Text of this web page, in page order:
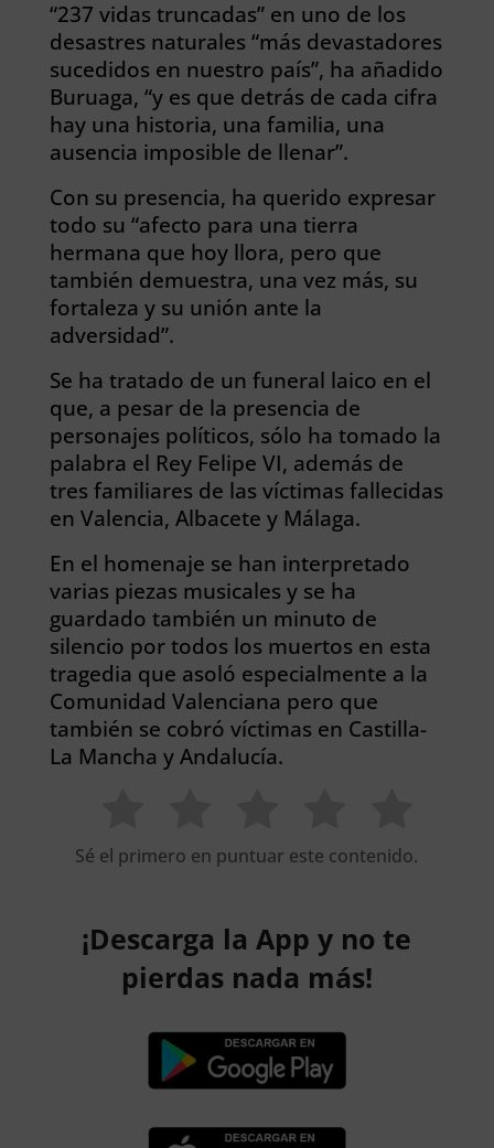
“237 vidas truncadas” en uno de los
desastres naturales “más devastadores
sucedidos en nuestro país”, ha añadido
Buruaga, “y es que detrás de cada cifra
hay una historia, una familia, una
ausencia imposible de llenar”.
Con su presencia, ha querido expresar
todo su “afecto para una tierra
hermana que hoy llora, pero que
también demuestra, una vez más, su
fortaleza y su unión ante la
adversidad”.
Se ha tratado de un funeral laico en el
que, a pesar de la presencia de
personajes políticos, sólo ha tomado la
palabra el Rey Felipe VI, además de
tres familiares de las víctimas fallecidas
en Valencia, Albacete y Málaga.
En el homenaje se han interpretado
varias piezas musicales y se ha
guardado también un minuto de
silencio por todos los muertos en esta
tragedia que asoló especialmente a la
Comunidad Valenciana pero que
también se cobró víctimas en Castilla-
La Mancha y Andalucía.
Sé el primero en puntuar este contenido.
¡Descarga la App y no te
pierdas nada más!